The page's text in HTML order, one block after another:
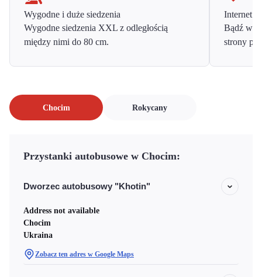
Wygodne i duże siedzenia
Wygodne siedzenia XXL z odległością
między nimi do 80 cm.
Internet
Bądź w
strony
Chocim Rokycany
Przystanki autobusowe w Chocim:
Dworzec autobusowy "Khotin"
Address not available
Chocim
Ukraina
Zobacz ten adres w Google Maps